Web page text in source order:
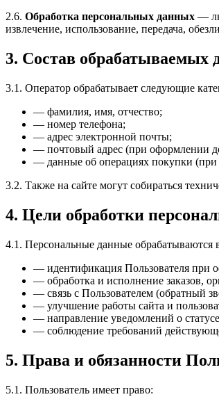
2.6. Обработка персональных данных —
извлечение, использование, передача,
3. Состав обрабатываемых
3.1. Оператор обрабатывает следующие
— фамилия, имя, отчество;
— номер телефона;
— адрес электронной почты;
— почтовый адрес (при оформлении
— данные об операциях покупки (при
3.2. Также на сайте могут собираться
4. Цели обработки
4.1. Персональные данные обрабатываются
— идентификация Пользователя при
— обработка и исполнение заказов,
— связь с Пользователем (обратный
— улучшение работы сайта и
— направление уведомлений о статусе
— соблюдение требований
5. Права и обязанности
5.1. Пользователь имеет право: